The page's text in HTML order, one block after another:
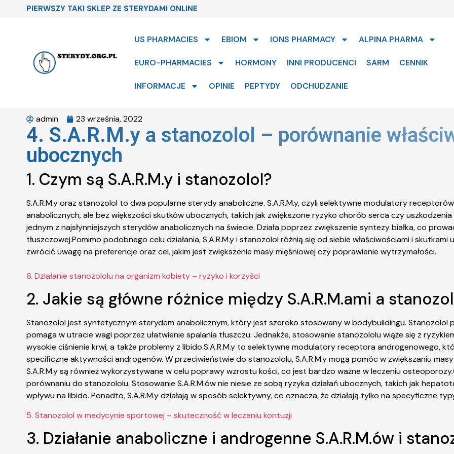
PIERWSZY TAKI SKLEP ZE STERYDAMI ONLINE
US PHARMACIES EBIOM IONS PHARMACY ALPINA PHARMA
EURO-PHARMACIES HORMONY INNI PRODUCENCI SARM CENNIK
INFORMACJE OPINIE PEPTYDY ODCHUDZANIE
admin 23 września, 2022
4. S.A.R.M.y a stanozolol – porównanie
ubocznych
1. Czym są S.A.R.M.y i stanozolol?
S.A.R.M.y oraz stanozolol to dwa popularne sterydy anaboliczne. S.A.R.M.y, czyli selektywne modulatory
anabolicznych, ale bez większości skutków ubocznych, takich jak zwiększone ryzyko chorób serca czy
jednym z najsłynniejszych sterydów anabolicznych na świecie. Działa poprzez zwiększenie syntezy białka, co
tłuszczowej.Pomimo podobnego celu działania, S.A.R.M.y i stanozolol różnią się od siebie właściwościami i
zwrócić uwagę na preferencje oraz cel, jakim jest zwiększenie masy mięśniowej czy poprawienie wytrzymałości.
6. Działanie stanozololu na organizm kobiety – ryzyko i korzyści
2. Jakie są główne różnice między S.A.R.M.ami a
Stanozolol jest syntetycznym sterydem anabolicznym, który jest szeroko stosowany w bodybuildingu. Stanozolol
pomaga w utracie wagi poprzez ułatwienie spalania tłuszczu. Jednakże, stosowanie stanozololu wiąże się z
wysokie ciśnienie krwi, a także problemy z libido.S.A.R.M.y to selektywne modulatory receptora androgenowego,
specificzne aktywności androgenów. W przeciwieństwie do stanozololu, S.A.R.M.y mogą pomóc w zwiększaniu
S.A.R.M.y są również wykorzystywane w celu poprawy wzrostu kości, co jest bardzo ważne w leczeniu
porównaniu do stanozololu. Stosowanie S.A.R.M.ów nie niesie ze sobą ryzyka działań ubocznych, takich jak
wpływu na libido. Ponadto, S.A.R.M.y działają w sposób selektywny, co oznacza, że działają tylko na specyficzne
5. Stanozolol w medycynie sportowej – skuteczność w leczeniu kontuzji
3. Działanie anaboliczne i androgenne S.A.R.M.ów i